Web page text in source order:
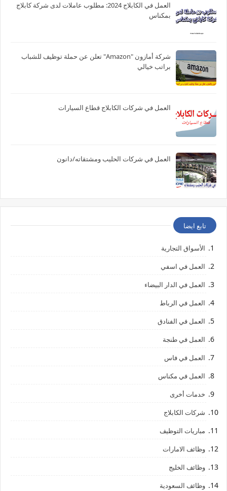
العمل في الكابلاج 2024: مطلوب عاملات لدى شركة كابلاج
بمكناس
شركة أمازون "Amazon" تعلن عن حملة توظيف للشباب
براتب خيالي
العمل في شركات الكابلاج قطاع السيارات
العمل في شركات الحليب ومشتقاته/دانون
تابع ايضا
الأسواق التجارية
العمل في اسفي
العمل في الدار البيضاء
العمل في الرباط
العمل في الفنادق
العمل في طنجة
العمل في فاس
العمل في مكناس
خدمات أخرى
شركات الكابلاج
مباريات التوظيف
وظائف الامارات
وظائف الخليج
وظائف السعودية